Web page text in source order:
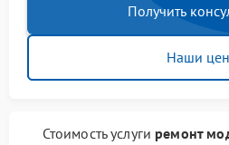
Получить
Наши
Стоимость услуги ремонт